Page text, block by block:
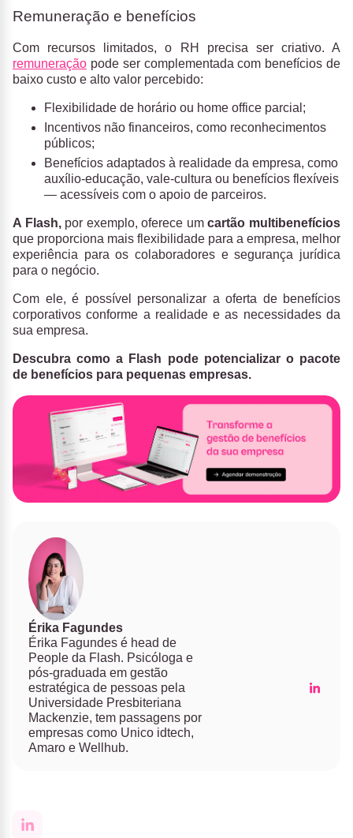
Remuneração e benefícios
Com recursos limitados, o RH precisa ser criativo. A
remuneração pode ser complementada com benefícios de
baixo custo e alto valor percebido:
Flexibilidade de horário ou home office parcial;
Incentivos não financeiros, como reconhecimentos
públicos;
Benefícios adaptados à realidade da empresa, como
auxílio-educação, vale-cultura ou benefícios flexíveis
— acessíveis com o apoio de parceiros.
A Flash,por exemplo, oferece umcartão multibenefícios
que proporciona mais flexibilidade para a empresa, melhor
experiência para os colaboradores e segurança jurídica
para o negócio.
Com ele, é possível personalizar a oferta de benefícios
corporativos conforme a realidade e as necessidades da
sua empresa.
Descubra como a Flash pode potencializar o pacote
de benefícios para pequenas empresas.
Érika Fagundes
Érika Fagundes é head de
People da Flash. Psicóloga e
pós-graduada em gestão
estratégica de pessoas pela
Universidade Presbiteriana
Mackenzie, tem passagens por
empresas como Unico idtech,
Amaro e Wellhub.